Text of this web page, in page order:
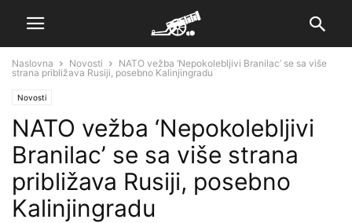
Naslovna Novosti
NATO vežba ‘Nepokolebljivi Branilac’ se sa više
strana približava Rusiji, posebno Kalinjingradu
Novosti
NATO vežba ‘Nepokolebljivi
Branilac’ se sa više strana
približava Rusiji, posebno
Kalinjingradu